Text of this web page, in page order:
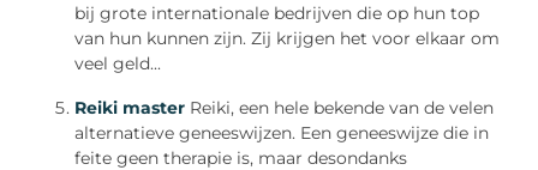
bij grote internationale bedrijven die op hun top
van hun kunnen zijn. Zij krijgen het voor elkaar om
veel geld...
Reiki master Reiki, een hele bekende van de velen
alternatieve geneeswijzen. Een geneeswijze die in
feite geen therapie is, maar desondanks